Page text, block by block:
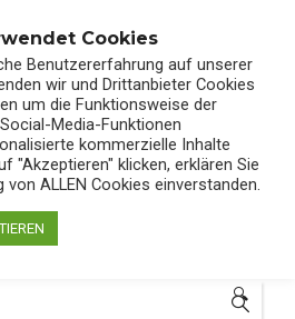
🔍
Cookies
Benutzererfahrung auf unserer
wir und Drittanbieter Cookies
um die Funktionsweise der
Media-Funktionen
kommerzielle Inhalte
"Akzeptieren" klicken, erklären Sie
ALLEN Cookies einverstanden.